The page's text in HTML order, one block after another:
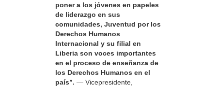
poner a los jóvenes en papeles
de liderazgo en sus
comunidades, Juventud por los
Derechos Humanos
Internacional y su filial en
Liberia son voces importantes
en el proceso de enseñanza de
los Derechos Humanos en el
país”. — Vicepresidente,